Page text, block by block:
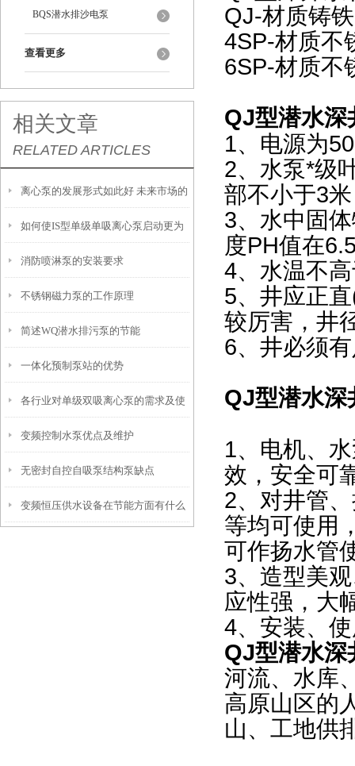
BQS潜水排沙电泵
查看更多
相关文章
RELATED ARTICLES
离心泵的发展形式如此好 未来市场的
占据主要靠产品性能的提升
如何使IS型单级单吸离心泵启动更为
安全可靠?
消防喷淋泵的安装要求
不锈钢磁力泵的工作原理
简述WQ潜水排污泵的节能
一体化预制泵站的优势
各行业对单级双吸离心泵的需求及使
用情况了解
变频控制水泵优点及维护
无密封自控自吸泵结构泵缺点
变频恒压供水设备在节能方面有什么
QJ-材质铸
4SP-材质不
6SP-材质不
QJ型潜水深
1、电源为
2、水泵*级
部不小于3
3、水中固
度PH值在
4、水温不
5、井应正
较厉害，井
6、井必须
QJ型潜水深
1、电机、
效，安全可
2、对井管
等均可使用
可作扬水管
3、造型美
应性强，大
4、安装、
QJ型潜水深
河流、水库
高原山区的
山、工地供